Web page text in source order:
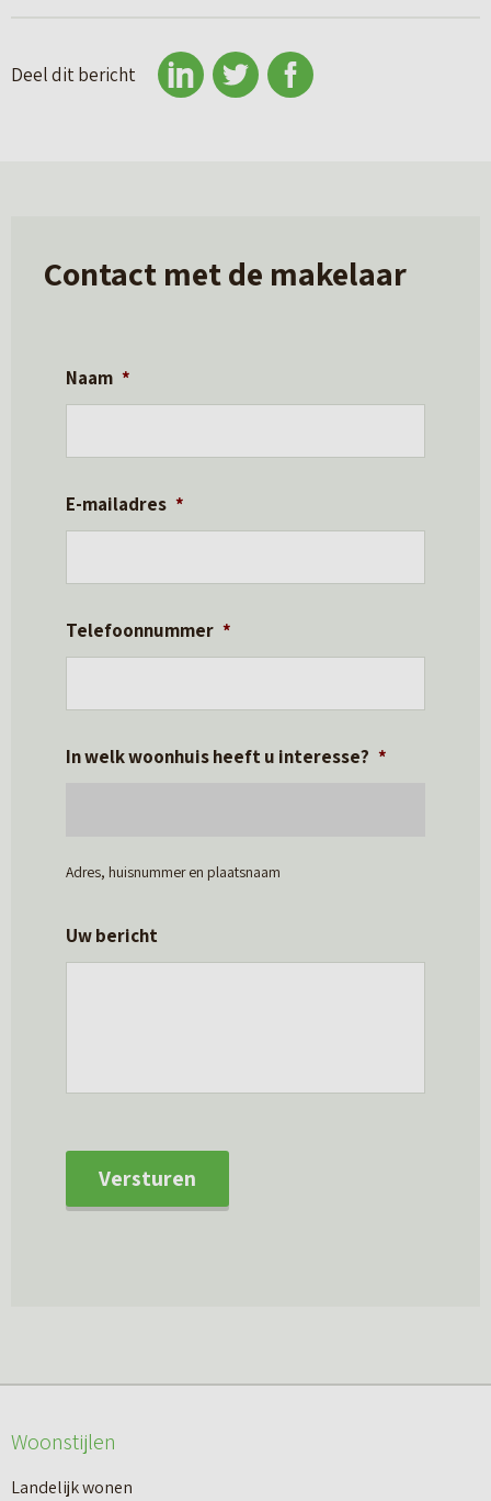
Deel dit bericht
Contact met de makelaar
Naam *
E-mailadres *
Telefoonnummer *
In welk woonhuis heeft u interesse? *
Adres, huisnummer en plaatsnaam
Uw bericht
Versturen
Woonstijlen
Landelijk wonen